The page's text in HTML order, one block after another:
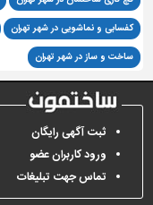
کفسابی و نماشویی در شهر تهران
ساخت و ساز در شهر تهران
ثبت آگهی رایگان
ورود کاربران عضو
تماس جهت تبلیغات